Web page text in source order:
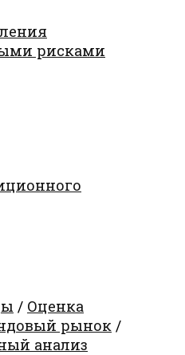
рисками
/ Оценка
рынок /
анализ